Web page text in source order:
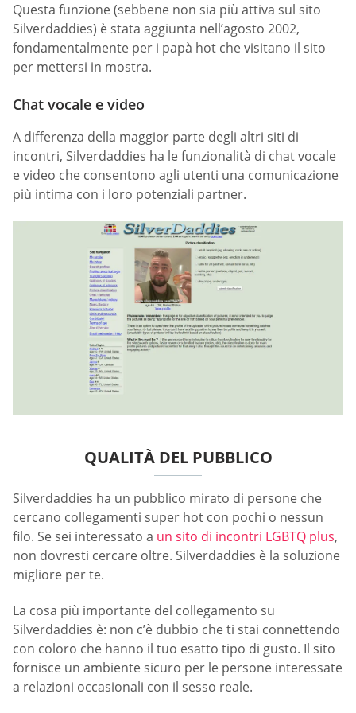
Questa funzione (sebbene non sia più attiva sul sito
Silverdaddies) è stata aggiunta nell’agosto 2002,
fondamentalmente per i papà hot che visitano il sito
per mettersi in mostra.
Chat vocale e video
A differenza della maggior parte degli altri siti di
incontri, Silverdaddies ha le funzionalità di chat vocale
e video che consentono agli utenti una comunicazione
più intima con i loro potenziali partner.
QUALITÀ DEL PUBBLICO
Silverdaddies ha un pubblico mirato di persone che
cercano collegamenti super hot con pochi o nessun
filo. Se sei interessato a un sito di incontri LGBTQ plus,
non dovresti cercare oltre. Silverdaddies è la soluzione
migliore per te.
La cosa più importante del collegamento su
Silverdaddies è: non c’è dubbio che ti stai connettendo
con coloro che hanno il tuo esatto tipo di gusto. Il sito
fornisce un ambiente sicuro per le persone interessate
a relazioni occasionali con il sesso reale.